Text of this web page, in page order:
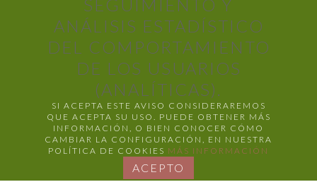
SEGUIMIENTO Y
ANÁLISIS ESTADÍSTICO
DEL COMPORTAMIENTO
DE LOS USUARIOS
(ANALÍTICAS).
SI ACEPTA ESTE AVISO CONSIDERAREMOS
QUE ACEPTA SU USO. PUEDE OBTENER MÁS
INFORMACIÓN, O BIEN CONOCER CÓMO
CAMBIAR LA CONFIGURACIÓN, EN NUESTRA
POLÍTICA DE COOKIES MÁS INFORMACIÓN
ACEPTO
COPYRIGHT © 2022 JOSE TITOS "EMBUTIDOS